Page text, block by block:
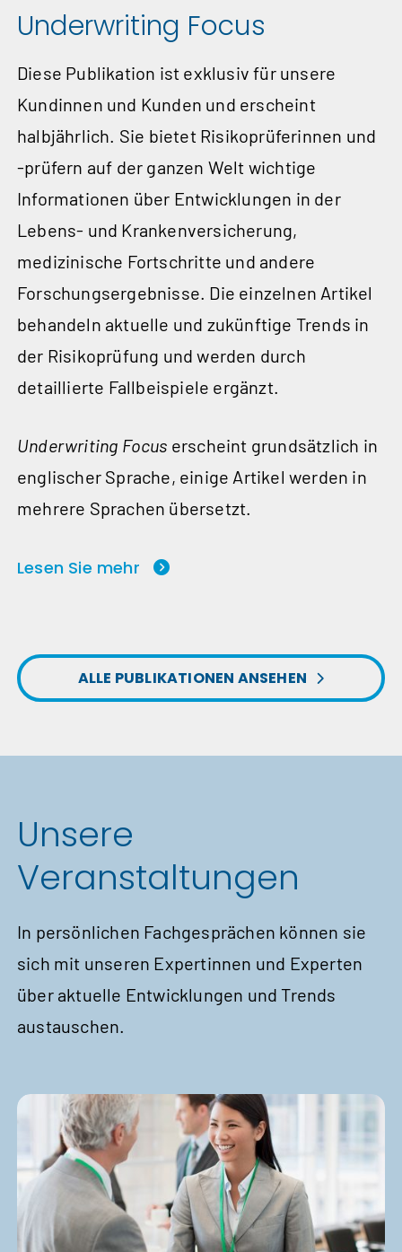
Underwriting Focus
Diese Publikation ist exklusiv für unsere
Kundinnen und Kunden und erscheint
halbjährlich. Sie bietet Risiko­prüferinnen und
‑prüfern auf der ganzen Welt wichtige
Informa­tionen über Entwick­lungen in der
Lebens- und Kranken­versicherung,
medizinische Fort­schritte und andere
Forschungs­ergebnisse. Die einzelnen Artikel
behandeln aktuelle und zukünftige Trends in
der Risiko­prüfung und werden durch
detaillierte Fallbeispiele ergänzt.
Underwriting Focus erscheint grundsätzlich in
eng­lischer Sprache, einige Artikel werden in
mehrere Sprachen übersetzt.
Lesen Sie mehr
ALLE PUBLIKATIONEN ANSEHEN
Unsere
Veranstaltungen
In persön­lichen Fach­gesprä­chen können sie
sich mit unseren Exper­tinnen und Experten
über aktuelle Ent­wick­lungen und Trends
austauschen.